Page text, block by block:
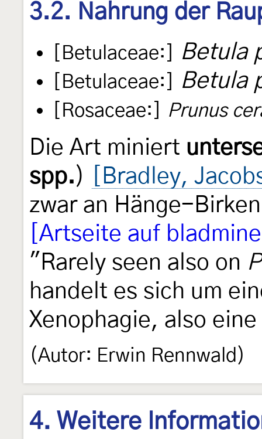
3.2. Nahrung der
[Betulaceae:] Betula
[Betulaceae:] Betula
[Rosaceae:] Prunus
Die Art miniert
spp.)
[Bradley,
zwar an Hänge-
[Artseite auf
"Rarely seen also on
handelt es sich um
Xenophagie, also
(Autor: Erwin Rennwald)
4. Weitere